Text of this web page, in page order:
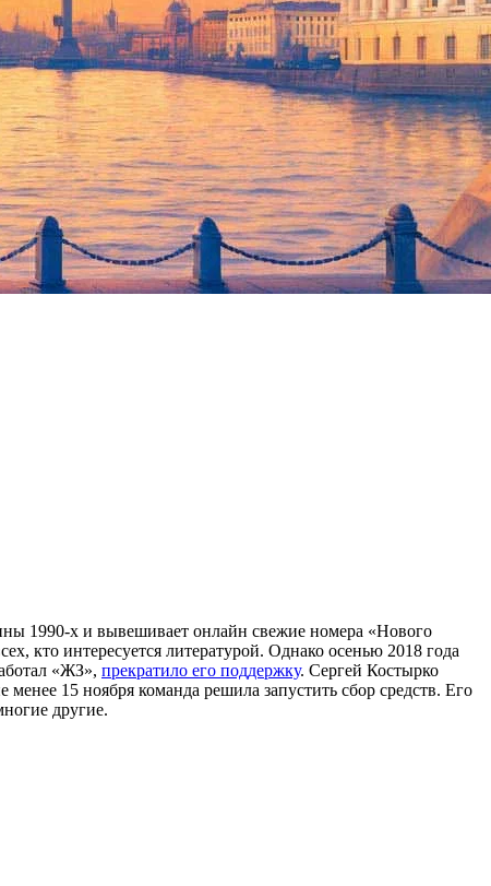
от искомой суммы — «общее достижение». Этого хватит,
хотя бы и небольшую, но зарплату.
1990-х и вывешивает онлайн свежие номера «Нового
кто интересуется литературой. Однако осенью 2018 года
«ЖЗ», прекратило его поддержку. Сергей Костырко
15 ноября команда решила запустить сбор средств. Его
другие.